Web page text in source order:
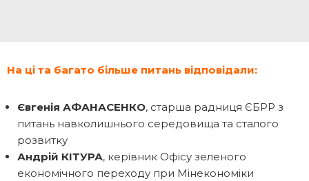
На ці та багато більше питань відповідали:
Євгенія АФАНАСЕНКО, старша радниця ЄБРР з
питань навколишнього середовища та сталого
розвитку
Андрій КІТУРА, керівник Офісу зеленого
економічного переходу при Мінекономіки